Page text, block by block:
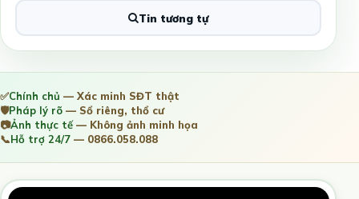
Tin tương tự
✅Chính chủ — Xác minh SĐT thật
🛡️Pháp lý rõ — Sổ riêng, thổ cư
📷Ảnh thực tế— Không ảnh minh họa
📞Hỗ trợ 24/7 — 0866.058.088